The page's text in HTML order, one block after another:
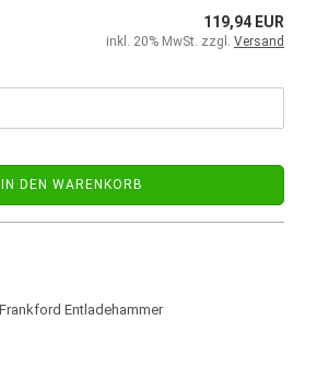
119,94 EUR
inkl. 20% MwSt. zzgl. Versand
IN DEN WARENKORB